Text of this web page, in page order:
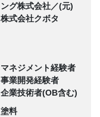
ング株式会社／(元)
株式会社クボタ
マネジメント経験者
事業開発経験者
企業技術者(OB含む)
塗料